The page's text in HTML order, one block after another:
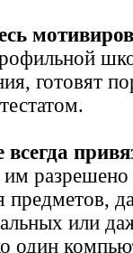
готовят
всегда
им разрешено
предметов,
или
один